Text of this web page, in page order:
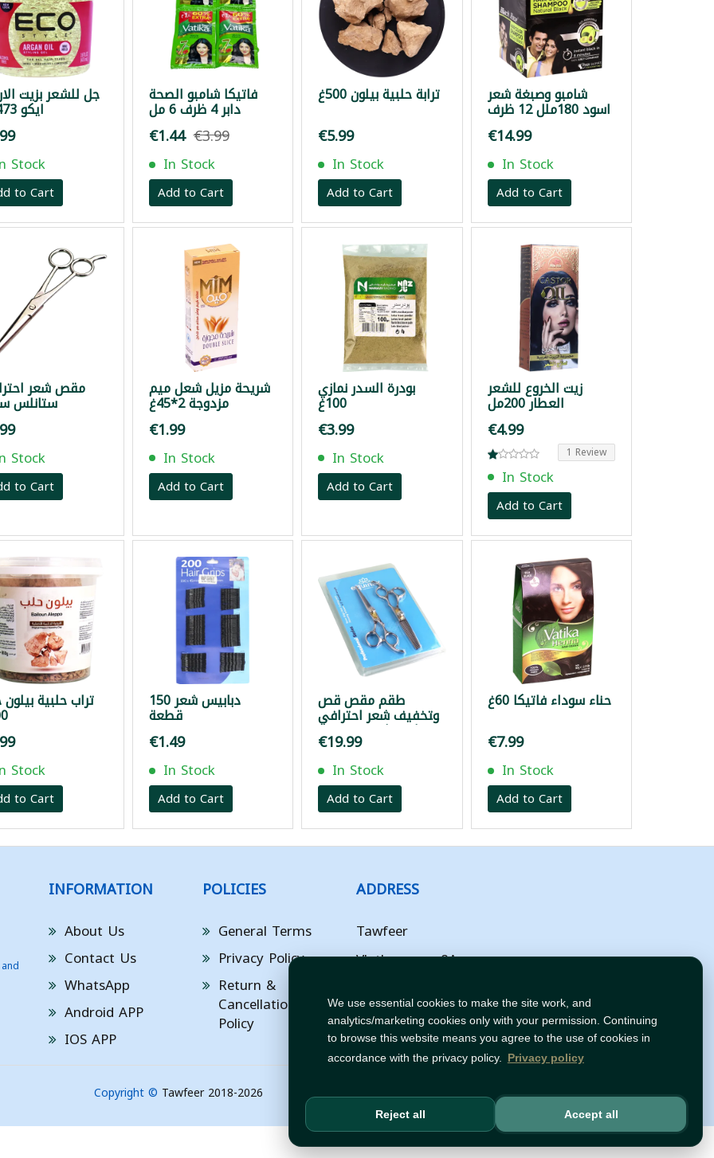
We use essential cookies to make the site work, and
analytics/marketing cookies only with your permission. Continuing
to browse this website means you agree to the use of cookies in
accordance with the privacy policy. Privacy policy
Reject all Accept all
جل للشعر بزيت
ايكو 473مل
Stock
to Cart
فاتيكا شامبو الصحة
دابر 4 ظرف 6 مل
€1.44 €3.99
In Stock
Add to Cart
ترابة حلبية بيلون 500غ
€5.99
In Stock
Add to Cart
شامبو وصبغة شعر
اسود 180ملل 12 ظرف
€14.99
In Stock
Add to Cart
مقص شعر
ستانلس
Stock
to Cart
شريحة مزيل شعل ميم
مزدوجة 2*45غ
€1.99
In Stock
Add to Cart
بودرة السدر نمازي
100غ
€3.99
In Stock
Add to Cart
زيت الخروع للشعر
العطار 200مل
€4.99
1 Review
In Stock
Add to Cart
تراب حلبية
Stock
to Cart
دبابيس شعر 150
قطعة
€1.49
In Stock
Add to Cart
طقم مقص قص
وتخفيف شعر احترافي
إكوينوكس 6.5 إنش€19.99
In Stock
Add to Cart
حناء سوداء فاتيكا 60غ
€7.99
In Stock
Add to Cart
INFORMATION
About Us
Contact Us
WhatsApp
Android APP
IOS APP
POLICIES
General Terms
Privacy Policy
Return &
Cancellation
Policy
ADDRESS
Tawfeer
Vlotbrugweg 8A
Flevoland
NL
Copyright © Tawfeer 2018-2026